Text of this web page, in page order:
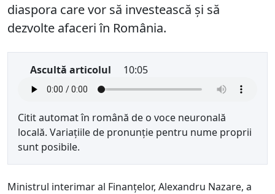
diaspora care vor să investească și să
dezvolte afaceri în România.
Ascultă articolul 10:05
Citit automat în română de o voce neuronală
locală. Variațiile de pronunție pentru nume proprii
sunt posibile.
Ministrul interimar al Finanțelor, Alexandru Nazare, a